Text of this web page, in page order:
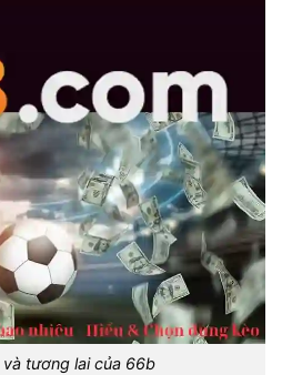
tương lai của 66b